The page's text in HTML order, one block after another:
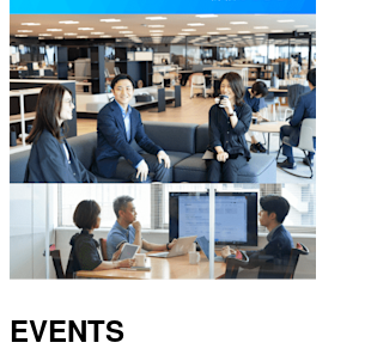
EVENTS